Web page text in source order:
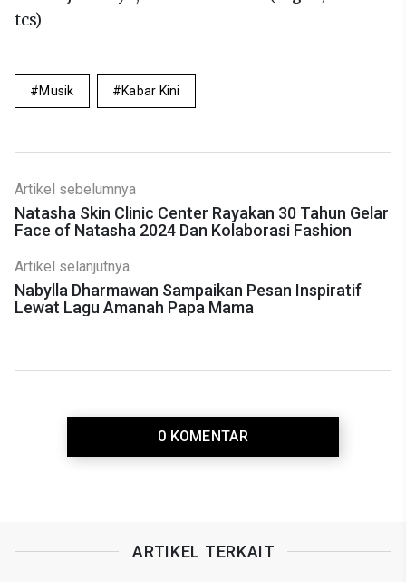
tcs)
Musik Kabar Kini
Artikel sebelumnya
Natasha Skin Clinic Center Rayakan 30 Tahun Gelar
Face of Natasha 2024 Dan Kolaborasi Fashion
Artikel selanjutnya
Nabylla Dharmawan Sampaikan Pesan Inspiratif
Lewat Lagu Amanah Papa Mama
0 KOMENTAR
ARTIKEL TERKAIT